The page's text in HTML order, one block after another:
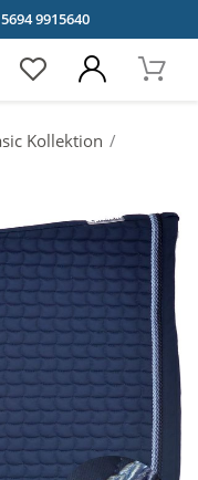
9915640
Kollektion